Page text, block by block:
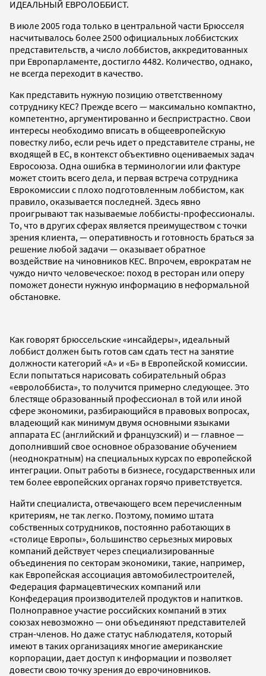
ИДЕАЛЬНЫЙ ЕВРОЛОББИСТ.
В июле 2005 года только в центральной части Брюсселя
насчитывалось более 2500 официальных лоббистских
представительств, а число лоббистов, аккредитованных
при Европарламенте, достигло 4482. Количество, однако,
не всегда переходит в качество.
Как представить нужную позицию ответственному
сотруднику КЕС? Прежде всего — максимально компактно,
компетентно, аргументированно и беспристрастно. Свои
интересы необходимо вписать в общеевропейскую
повестку либо, если речь идет о представителе страны, не
входящей в ЕС, в контекст объективно оцениваемых задач
Евросоюза. Одна ошибка в терминологии или фактуре
может стоить всего дела, и первая встреча сотрудника
Еврокомиссии с плохо подготовленным лоббистом, как
правило, оказывается последней. Здесь явно
проигрывают так называемые лоббисты-профессионалы.
То, что в других сферах является преимуществом с точки
зрения клиента, — оперативность и готовность браться за
решение любой задачи — оказывает обратное
воздействие на чиновников КЕС. Впрочем, еврократам не
чуждо ничто человеческое: поход в ресторан или оперу
поможет донести нужную информацию в неформальной
обстановке.
Как говорят брюссельские «инсайдеры», идеальный
лоббист должен быть готов сам сдать тест на занятие
должности категорий «А» и «Б» в Европейской комиссии.
Если попытаться нарисовать собирательный образ
«евролоббиста», то получится примерно следующее. Это
блестяще образованный профессионал в той или иной
сфере экономики, разбирающийся в правовых вопросах,
владеющий как минимум двумя основными языками
аппарата ЕС (английский и французский) и — главное —
дополнивший свое основное образование обучением
(неоднократным) на специальных курсах по европейской
интеграции. Опыт работы в бизнесе, государственных или
тем более европейских органах горячо приветствуется.
Найти специалиста, отвечающего всем перечисленным
критериям, не так легко. Поэтому, помимо штата
собственных сотрудников, постоянно работающих в
«столице Европы», большинство серьезных мировых
компаний действует через специализированные
объединения по секторам экономики, такие, например,
как Европейская ассоциация автомобилестроителей,
Федерация фармацевтических компаний или
Конфедерация производителей продуктов и напитков.
Полноправное участие российских компаний в этих
союзах невозможно — они объединяют представителей
стран-членов. Но даже статус наблюдателя, который
имеют в таких организациях многие американские
корпорации, дает доступ к информации и позволяет
довести свою точку зрения до еврочиновников.